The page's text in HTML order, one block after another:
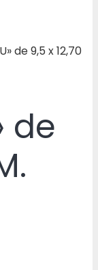
de 9,5 x 12,70
de